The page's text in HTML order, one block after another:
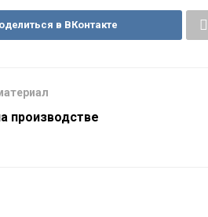
в ВКонтакте
производстве